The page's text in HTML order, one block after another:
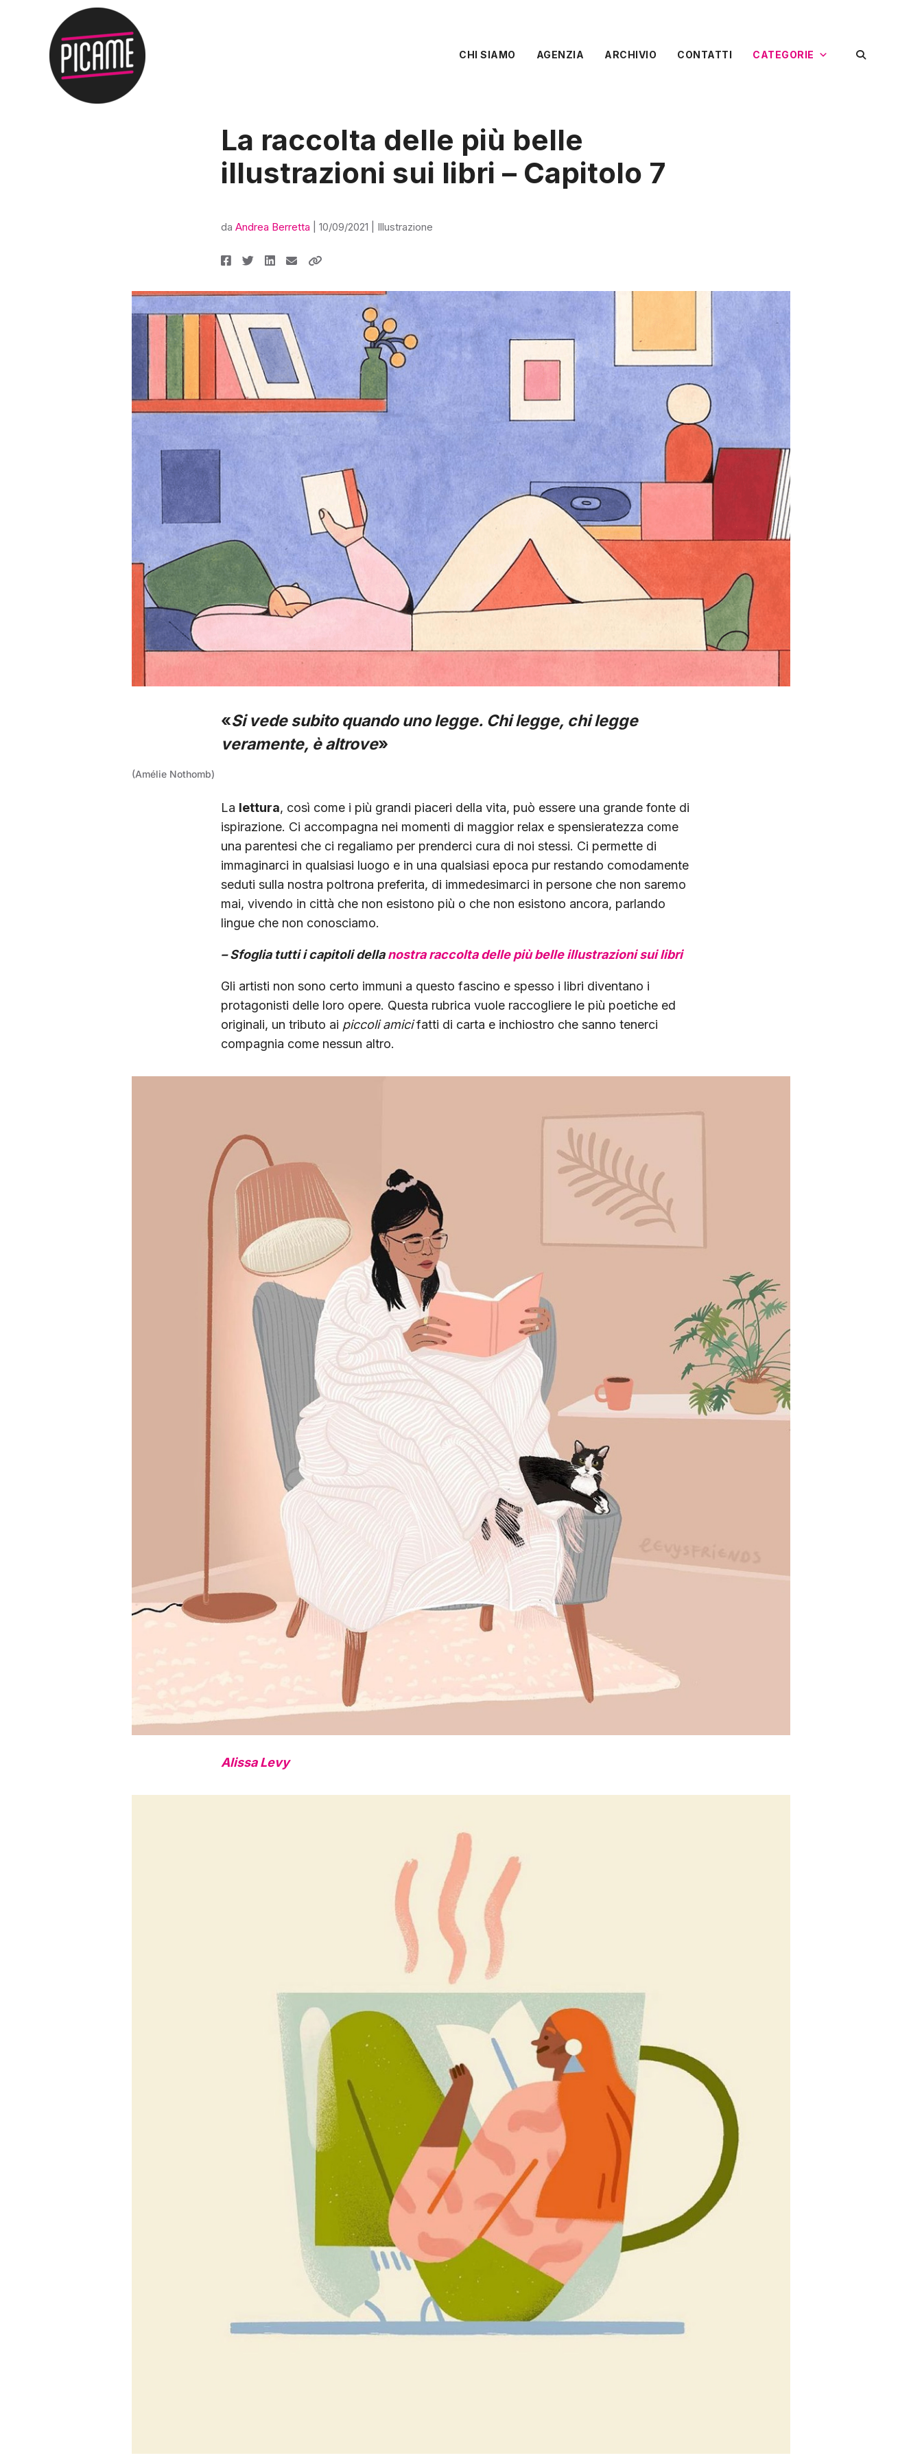
CHI SIAMO AGENZIA ARCHIVIO CONTATTI CATEGORIE
La raccolta delle più belle
illustrazioni sui libri – Capitolo 7
da Andrea Berretta 10/09/2021 Illustrazione
«Si vede subito quando uno legge. Chi legge, chi legge
veramente, è altrove»
(Amélie Nothomb)
La lettura, così come i più grandi piaceri della vita, può essere una grande fonte di
ispirazione. Ci accompagna nei momenti di maggior relax e spensieratezza come
una parentesi che ci regaliamo per prenderci cura di noi stessi. Ci permette di
immaginarci in qualsiasi luogo e in una qualsiasi epoca pur restando comodamente
seduti sulla nostra poltrona preferita, di immedesimarci in persone che non saremo
mai, vivendo in città che non esistono più o che non esistono ancora, parlando
lingue che non conosciamo.
– Sfoglia tutti i capitoli dellanostra raccolta delle più belle illustrazioni sui libri
Gli artisti non sono certo immuni a questo fascino e spesso i libri diventano i
protagonisti delle loro opere. Questa rubrica vuole raccogliere le più poetiche ed
originali, un tributo ai piccoli amicifatti di carta e inchiostro che sanno tenerci
compagnia come nessun altro.
Alissa Levy